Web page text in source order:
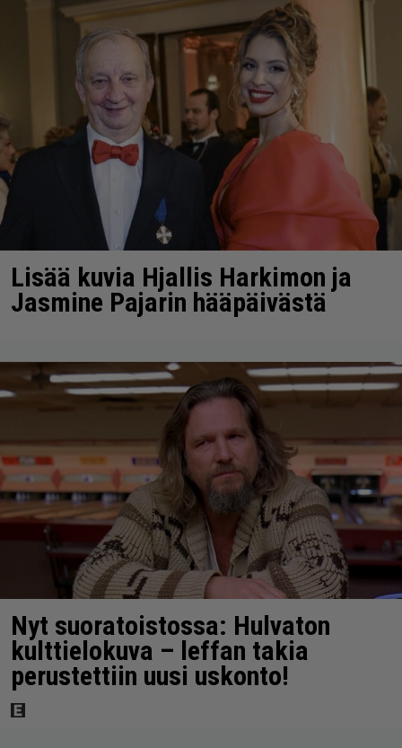
Lisää kuvia Hjallis Harkimon ja
Jasmine Pajarin hääpäivästä
Nyt suoratoistossa: Hulvaton
kulttielokuva – leffan takia
perustettiin uusi uskonto!